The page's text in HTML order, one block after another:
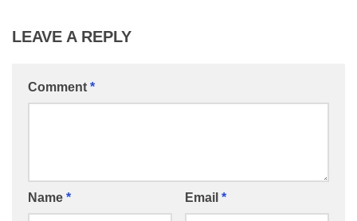
LEAVE A REPLY
Comment *
Name * Email *